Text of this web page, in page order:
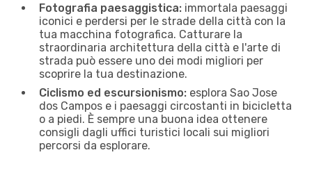
Fotografia paesaggistica: immortala paesaggi
iconici e perdersi per le strade della città con la
tua macchina fotografica. Catturare la
straordinaria architettura della città e l'arte di
strada può essere uno dei modi migliori per
scoprire la tua destinazione.
Ciclismo ed escursionismo: esplora Sao Jose
dos Campos e i paesaggi circostanti in bicicletta
o a piedi. È sempre una buona idea ottenere
consigli dagli uffici turistici locali sui migliori
percorsi da esplorare.